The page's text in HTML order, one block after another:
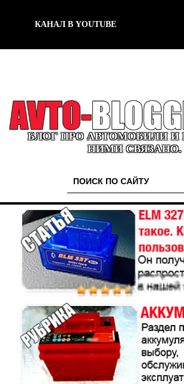
КАНАЛ В YOUTUBE
БЛОГ ПРО АВТОМОБИЛИ И
НИМИ СВЯЗАНО.